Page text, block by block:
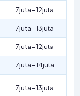
7juta – 12juta
7juta – 13juta
7juta – 12juta
7juta – 14juta
7juta – 13juta